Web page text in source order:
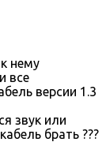
нему
все
версии 1.3
звук или
брать ???